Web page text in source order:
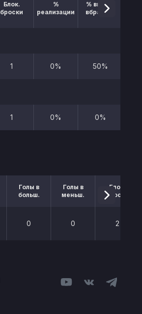
Блок.
броски
%
реализации
% выигр.
вбрасыв.
1 0% 50%
1 0% 0%
Голы в
больш.
Голы в
меньш.
Блок.
броски
0 0 2